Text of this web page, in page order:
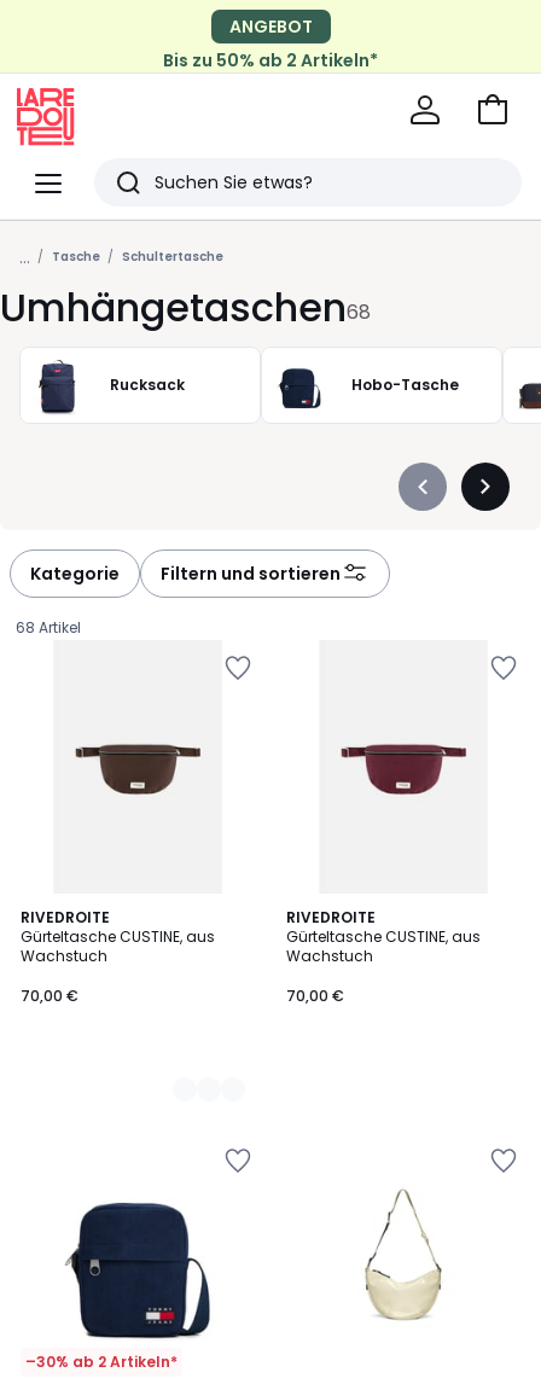
ANGEBOT
Bis zu 50% ab 2 Artikeln*
Menü
Redoute
Suchen
Zuletzt
angesehen
Artikel
Zum
... Tasche Schultertasche
Umhängetaschen68
Rucksack Hobo-Tasche
Précédent
Kategorie Filtern und sortieren
68 Artikel
RIVEDROITE
Gürteltasche CUSTINE, aus
Wachstuch
€.
70,00 €
3
Farben
RIVEDROITE
Gürteltasche CUSTINE, aus
Wachstuch
70,00 €
–30% ab 2 Artikeln*